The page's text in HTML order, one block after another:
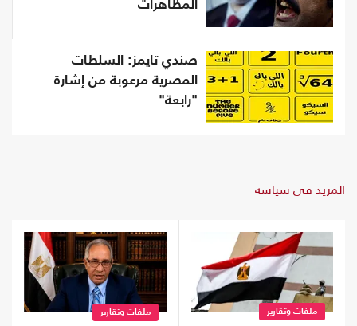
المظاهرات
صندي تايمز: السلطات
المصرية مرعوبة من إشارة
"رابعة"
المزيد في سياسة
ملفات وتقارير ملفات وتقارير